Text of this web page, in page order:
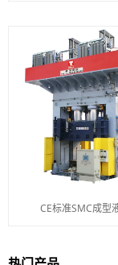
CE标准SMC成型